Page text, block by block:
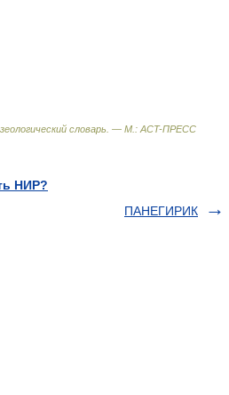
словарь. — М.: ACT-ПРЕСС
НИР?
ПАНЕГИРИК